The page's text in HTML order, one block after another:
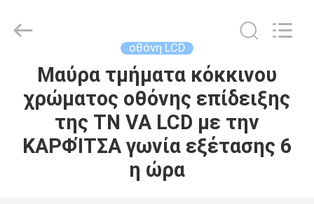
ΑΡΧΙΚΉ
ΣΕΛΊΔΑ
ΠΡΟΪΌΝΤΑ
Technology.
οθόνη LCD
Μαύρα τμήματα κόκκινου
χρώματος οθόνης επίδειξης
της TN VA LCD με την
ΚΑΡΦΊΤΣΑ γωνία εξέτασης 6
η ώρα